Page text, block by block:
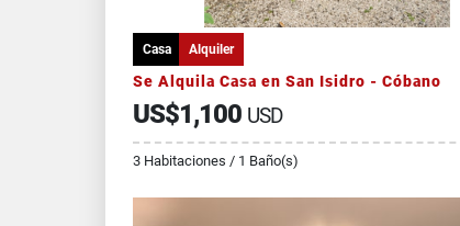
Casa Alquiler
Se Alquila Casa en San Isidro - Cóbano
US$1,100 USD
3 Habitaciones / 1 Baño(s)